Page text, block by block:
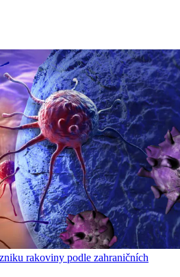
rakoviny podle zahraničních